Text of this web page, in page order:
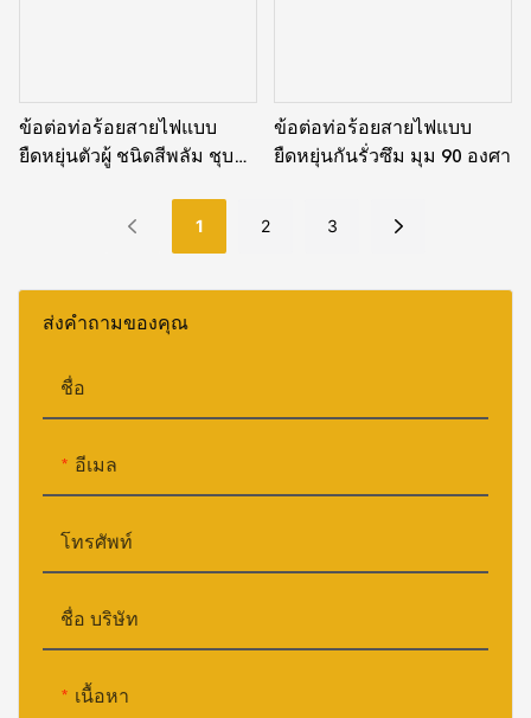
ส่งคำถามของคุณ
ชื่อ
อีเมล
โทรศัพท์
ชื่อ บริษัท
เนื้อหา
ข้อต่อท่อร้อยสายไฟแบบ
ยืดหยุ่นตัวผู้ ชนิดสีพลัม ชุบ
ข้อต่อท่อร้อยสายไฟแบบ
ยืดหยุ่นกันรั่วซึม มุม 90 องศา
1 2 3